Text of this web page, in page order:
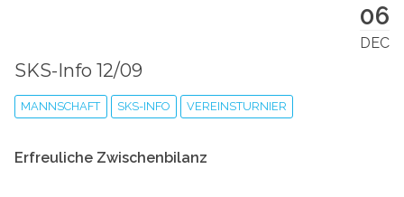
06
DEC
SKS-Info 12/09
MANNSCHAFT SKS-INFO VEREINSTURNIER
Erfreuliche Zwischenbilanz